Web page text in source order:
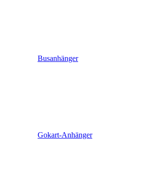
Busanhänger
Gokart-Anhänger